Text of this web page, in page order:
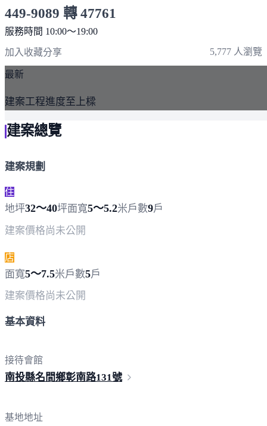
449-9089 轉 47761
服務時間 10:00～19:00
加入收藏分享 5,777 人瀏覽
最新
建案工程進度至上樑
建案總覽
建案規劃
住
地坪32～40坪面寬5～5.2米戶數9戶
建案價格尚未公開
店
面寬5～7.5米戶數5戶
建案價格尚未公開
基本資料
接待會館
南投縣名間鄉彰南路131號
基地地址